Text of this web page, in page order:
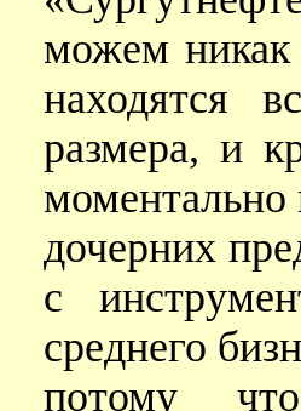
можем никак
находятся
размера, и
моментально
дочерних
с
среднего
потому